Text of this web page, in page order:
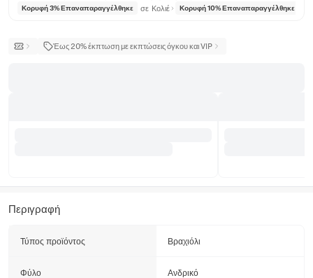
Κορυφή 3% Επαναπαραγγέλθηκε σε Κολιέ Κορυφή 10% Επαναπαραγγέλθηκε
Έως 20% έκπτωση με εκπτώσεις όγκου και VIP
Περιγραφή
Τύπος προϊόντος Βραχιόλι
Φύλο Ανδρικό